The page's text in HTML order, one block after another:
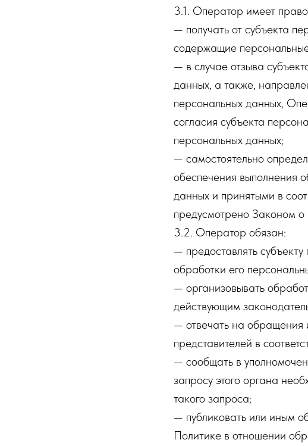
3.1. Оператор имеет
— получать от субъекта
содержащие
— в случае отзыва
данных, а также,
персональных данных,
согласия субъекта
персональных данных;
— самостоятельно
обеспечения выполнения
данных и принятыми в
предусмотрено Законом
3.2. Оператор обязан:
— предоставлять
обработки его
— организовывать
действующим
— отвечать на обращения
представителей в
— сообщать в
запросу этого органа
такого запроса;
— публиковать или иным
Политике в отношении